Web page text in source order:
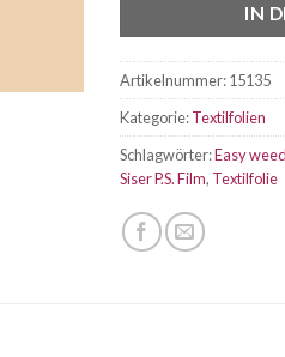
IN
Artikelnummer:15135
Kategorie:Textilfolien
Schlagwörter:Easy
Siser P.S. Film, Textilfolie